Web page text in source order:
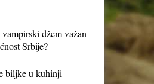
džem važan
Srbije?
biljke u kuhinji